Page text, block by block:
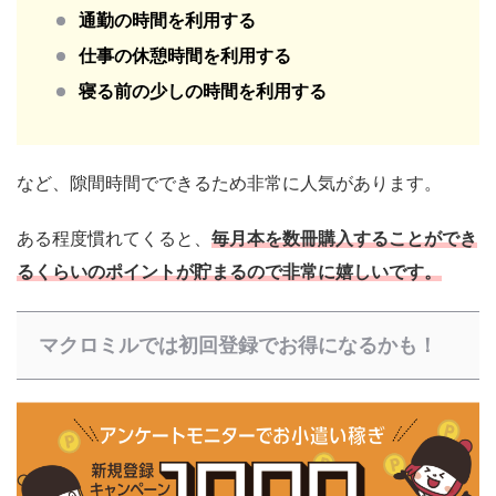
通勤の時間を利用する
仕事の休憩時間を利用する
寝る前の少しの時間を利用する
など、隙間時間でできるため非常に人気があります。
ある程度慣れてくると、 毎月本を数冊購入することができ
るくらいのポイントが貯まるので非常に嬉しいです。
マクロミルでは初回登録でお得になるかも！